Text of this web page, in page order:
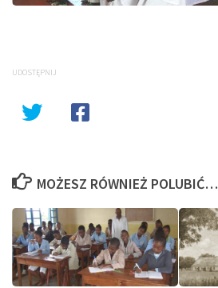
UDOSTĘPNIJ
MOŻESZ RÓWNIEŻ POLUBIĆ…